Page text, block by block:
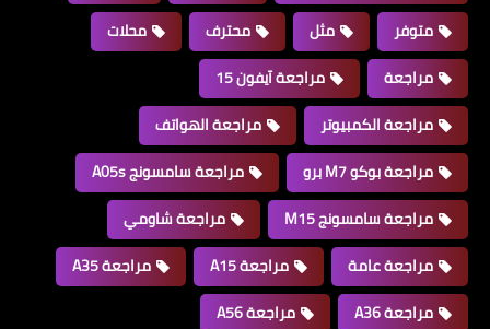
متوفر
مثل محترف
محلات
مراجعة
مراجعة آيفون 15
مراجعة الكمبيوتر
مراجعة الهواتف
مراجعة بوكو M7 برو
مراجعة سامسونج A05s
مراجعة سامسونج M15
مراجعة شاومي
مراجعة عامة
مراجعة A15
مراجعة A35
مراجعة A36
مراجعة A56